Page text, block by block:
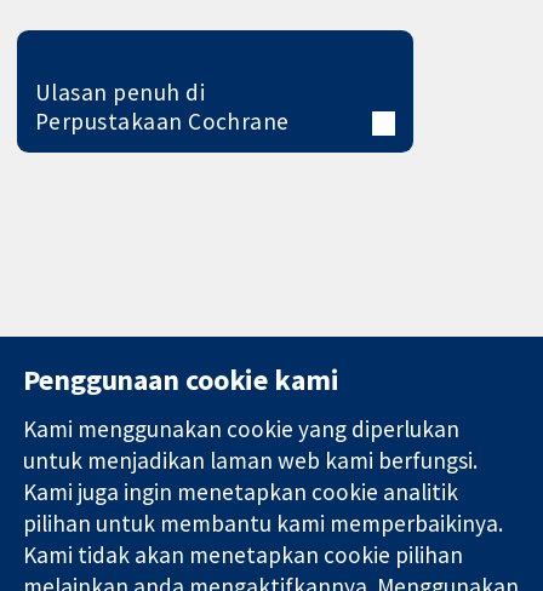
Ulasan penuh di
Perpustakaan Cochrane
Bukti yang
dipercayai.
keputusan
termaklum
11-13 Cavendish
Square
London
W1G 0AN
United Kingdom
Hubungi kita
Berita
Pejabat
akhbar
Perihal Kami
Pekerjaan
Penggunaan cookie kami
Kami menggunakan cookie yang diperlukan
untuk menjadikan laman web kami berfungsi.
Kami juga ingin menetapkan cookie analitik
pilihan untuk membantu kami memperbaikinya.
Kami tidak akan menetapkan cookie pilihan